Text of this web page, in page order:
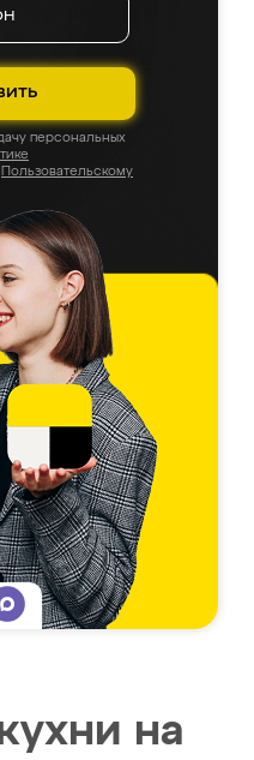
персональных
Пользовательскому
на